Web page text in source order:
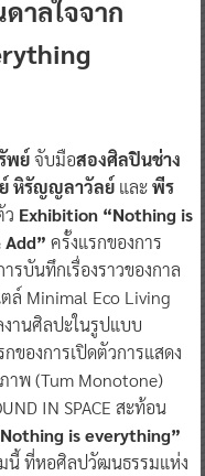
าลใจจาก
พย์จับมือสองศิลปินช่าง
ย์ หิรัญญลาวัลย์ และพีร
ว Exhibition “Nothing is
Add” ครั้งแรกของการ
รบันทึกเรื่องราวของกาล
ตล์ Minimal Eco Living
านศิลปะในรูปแบบ
ของการเปิดตัวการแสดง
าพ (Tum Monotone)
IN SPACE สะท้อน
is everything”
นี้ ที่หอศิลปวัฒนธรรมแห่ง